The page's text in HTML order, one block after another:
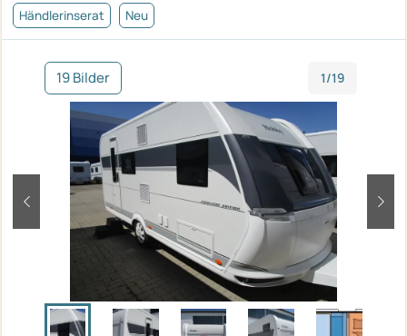
Händlerinserat Neu
19 Bilder 1/19
zurück